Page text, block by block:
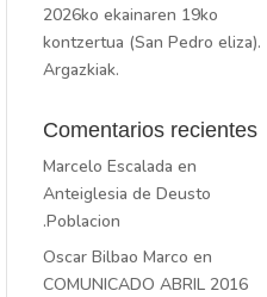
2026ko ekainaren 19ko
kontzertua (San Pedro eliza).
Argazkiak.
Comentarios recientes
Marcelo Escalada en
Anteiglesia de Deusto
.Poblacion
Oscar Bilbao Marco en
COMUNICADO ABRIL 2016